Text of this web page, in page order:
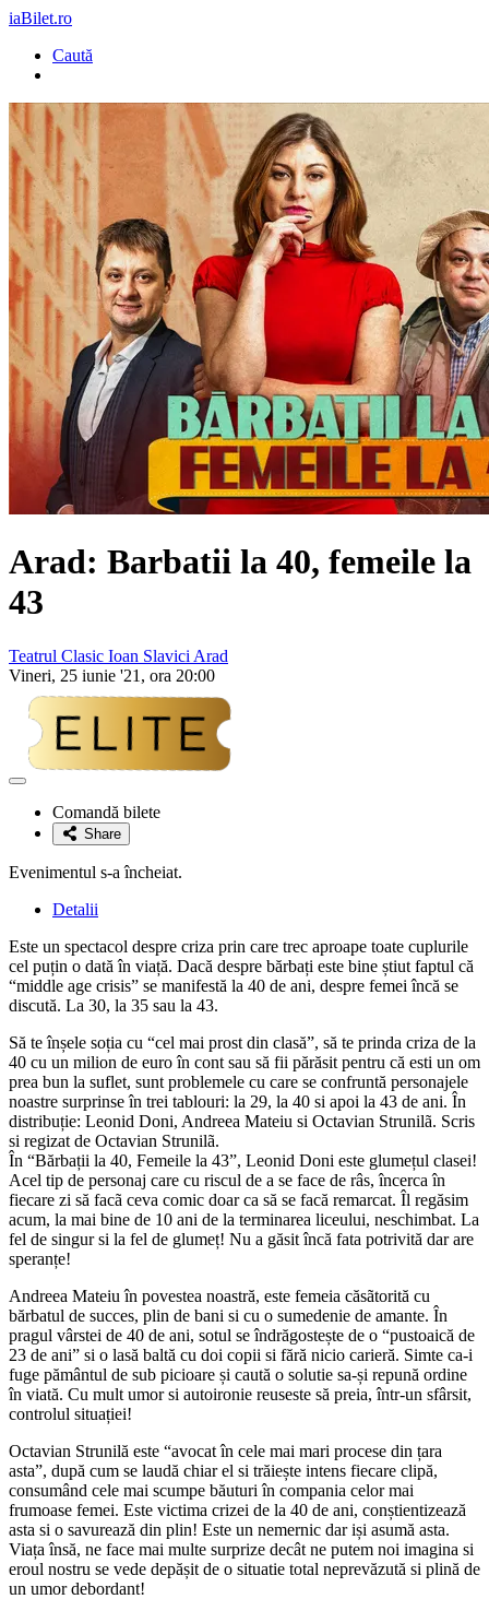
iaBilet.ro
Caută
Arad: Barbatii la 40, femeile la
43
Teatrul Clasic Ioan Slavici Arad
Vineri, 25 iunie '21, ora 20:00
Adaugă
favoriteComandă bilete
Share
Evenimentul s-a încheiat.
Detalii
Este un spectacol despre criza prin care trec aproape toate cuplurile
cel puțin o dată în viață. Dacă despre bărbați este bine știut faptul că
“middle age crisis” se manifestă la 40 de ani, despre femei încă se
discută. La 30, la 35 sau la 43.
Să te înșele soția cu “cel mai prost din clasă”, să te prinda criza de la
40 cu un milion de euro în cont sau să fii părăsit pentru că esti un om
prea bun la suflet, sunt problemele cu care se confruntă personajele
noastre surprinse în trei tablouri: la 29, la 40 si apoi la 43 de ani. În
distribuție: Leonid Doni, Andreea Mateiu si Octavian Strunilã. Scris
si regizat de Octavian Strunilã.
În “Bărbații la 40, Femeile la 43”, Leonid Doni este glumețul clasei!
Acel tip de personaj care cu riscul de a se face de râs, încerca în
fiecare zi să facã ceva comic doar ca să se facă remarcat. Îl regăsim
acum, la mai bine de 10 ani de la terminarea liceului, neschimbat. La
fel de singur si la fel de glumeț! Nu a găsit încă fata potrivită dar are
speranțe!
Andreea Mateiu în povestea noastră, este femeia căsãtorită cu
bărbatul de succes, plin de bani si cu o sumedenie de amante. În
pragul vârstei de 40 de ani, sotul se îndrăgostește de o “pustoaică de
23 de ani” si o lasă baltă cu doi copii si fără nicio carieră. Simte ca-i
fuge pământul de sub picioare și caută o solutie sa-și repună ordine
în viată. Cu mult umor si autoironie reuseste să preia, într-un sfârsit,
controlul situației!
Octavian Strunilă este “avocat în cele mai mari procese din țara
asta”, după cum se laudă chiar el si trăiește intens fiecare clipă,
consumând cele mai scumpe băuturi în compania celor mai
frumoase femei. Este victima crizei de la 40 de ani, conștientizează
asta si o savurează din plin! Este un nemernic dar iși asumă asta.
Viața însă, ne face mai multe surprize decât ne putem noi imagina si
eroul nostru se vede depășit de o situatie total neprevăzută si plină de
un umor debordant!